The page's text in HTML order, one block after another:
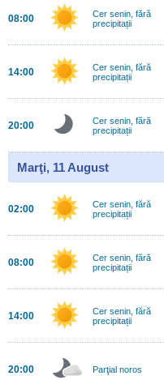
08:00
Cer senin, fără
precipitații
14:00
Cer senin, fără
precipitații
20:00
Cer senin, fără
precipitații
Marţi, 11 August
02:00
Cer senin, fără
precipitații
08:00
Cer senin, fără
precipitații
14:00
Cer senin, fără
precipitații
20:00 Parţial noros